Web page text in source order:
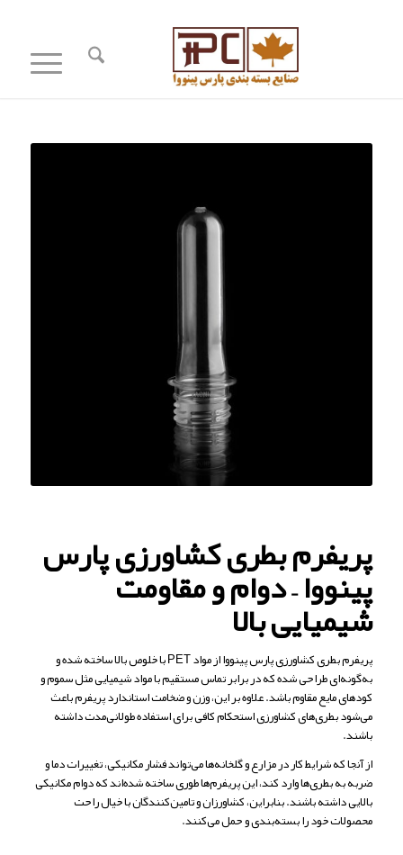
پریفرم بطری کشاورزیپارس
پینووا– دوام و مقاومت
شیمیایی بالا
پریفرم بطری کشاورزی پارس پینووا از مواد PET با خلوص بالا ساخته شده و
به‌گونه‌ای طراحی شده که در برابر تماس مستقیم با مواد شیمیایی مثل سموم و
کودهای مایع مقاوم باشد. علاوه بر این، وزن و ضخامت استاندارد پریفرم باعث
می‌شود بطری‌های کشاورزی استحکام کافی برای استفاده طولانی‌مدت داشته
باشند.
از آنجا که شرایط کار در مزارع و گلخانه‌ها می‌تواند فشار مکانیکی، تغییرات دما و
ضربه به بطری‌ها وارد کند، این پریفرم‌ها طوری ساخته شده‌اند که دوام مکانیکی
بالایی داشته باشند. بنابراین، کشاورزان و تامین‌کنندگان با خیال راحت
محصولات خود را بسته‌بندی و حمل می‌کنند.